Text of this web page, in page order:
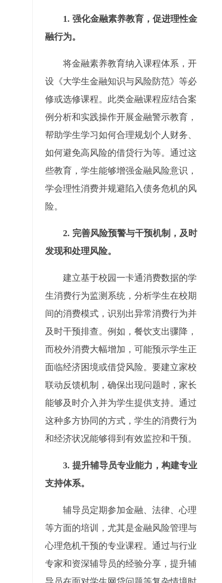
1. 强化金融素养教育，促进理性金
融行为。
将金融素养教育纳入课程体系，开
设《大学生金融知识与风险防范》等必
修或选修课程。此类金融课程应结合案
例分析和实践操作开展金融警示教育，
帮助学生学习如何合理规划个人财务、
如何避免高风险的借贷行为等。通过这
些教育，学生能够增强金融风险意识，
学会理性消费并规避陷入债务危机的风
险。
2. 完善风险预警与干预机制，及时
发现和处理风险。
建立基于校园一卡通消费数据的学
生消费行为监测系统，分析学生在校期
间的消费模式，识别出异常消费行为并
及时干预排查。例如，餐饮支出骤降，
而校外消费大幅增加，可能预示学生正
面临经济困境或借贷风险。要建立家校
联动反馈机制，确保出现问题时，家长
能够及时介入并为学生提供支持。通过
这种多方协同的方式，学生的消费行为
和经济状况能够得到有效监控和干预。
3. 提升辅导员专业能力，构建专业
支持体系。
辅导员定期参加金融、法律、心理
等方面的培训，尤其是金融风险管理与
心理危机干预的专业课程。通过与行业
专家和资深辅导员的经验分享，提升辅